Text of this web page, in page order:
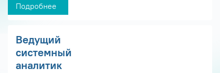
Подробнее
Ведущий
системный
аналитик